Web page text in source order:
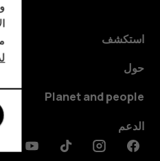
HMD Watch
للأعمال
الأجهزة اللوحية
استكشف
حول
Planet and people
الدعم
Facebook
Instagram
Tiktok